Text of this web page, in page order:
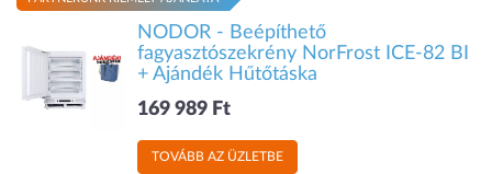
NODOR - Beépíthető
fagyasztószekrény NorFrost ICE-82 BI
+ Ajándék Hűtőtáska
169 989 Ft
TOVÁBB AZ ÜZLETBE